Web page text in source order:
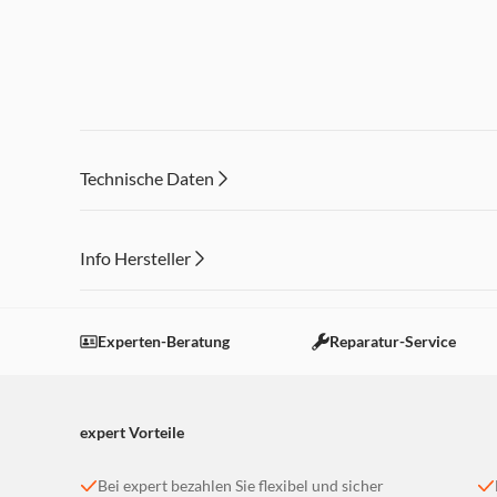
Technische Daten
Info Hersteller
Einstellungen anpassen
Experten-Beratung Reparatur-Service
expert Vorteile
Bei expert bezahlen Sie flexibel und sicher